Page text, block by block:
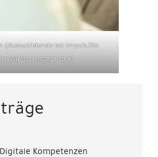
(Auszubildende bei Impuls.Die
Wirtschaftsagentur)
Kompetenzen